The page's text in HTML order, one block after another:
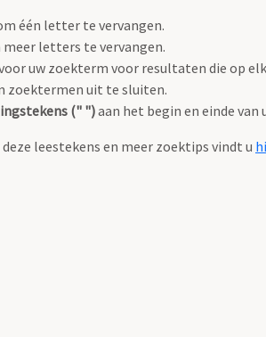
één letter te vervangen.
meer letters te vervangen.
uw zoekterm voor resultaten die op
zoektermen uit te sluiten.
(" ")aan het begin en einde
leestekens en meer zoektips vindt u